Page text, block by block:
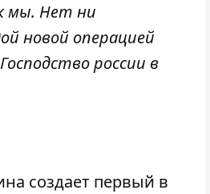
мы. Нет ни
новой операцией
россии в
создает первый в